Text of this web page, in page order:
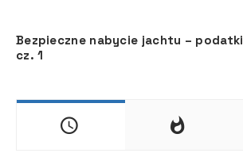
Bezpieczne nabycie jachtu – podatki
cz. 1